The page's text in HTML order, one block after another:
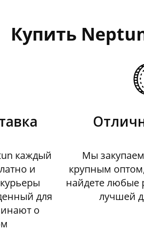
Купить
каждый
и
для
о
Мы
крупным
найдете любые
лучшей